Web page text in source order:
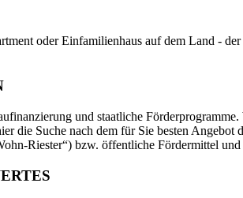
oder Einfamilienhaus auf dem Land -
und staatliche
die Suche nach dem für Sie besten
Riester“) bzw. öffentliche Fördermittel